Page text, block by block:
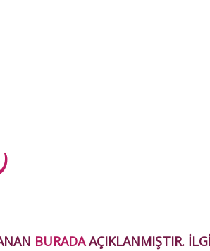
BURADAAÇIKLANMIŞTIR.